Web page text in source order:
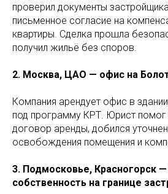
проверил документы
письменное согласие на
квартиры. Сделка прошла
получил жильё без споров.
2. Москва, ЦАО — офис на
Компания арендует офис в
под программу КРТ. Юрист помог
договор аренды, добился
освобождения помещения и
3. Подмосковье, Красногорск —
собственность на границе